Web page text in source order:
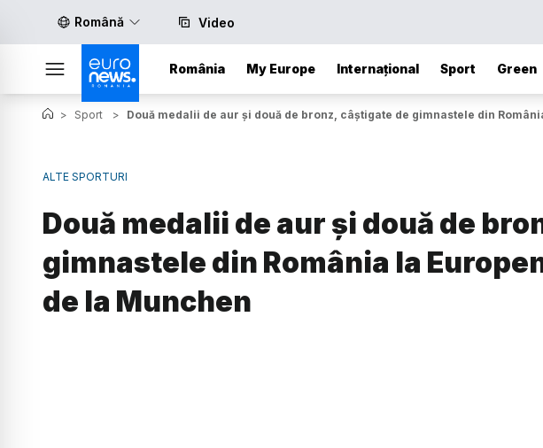
Română Video
România My Europe Internațional Sport Green
> Sport > Două medalii de aur și două de bronz, câștigate de gimnastele din
ALTE SPORTURI
Două medalii de aur și două de
gimnastele din România la
de la Munchen